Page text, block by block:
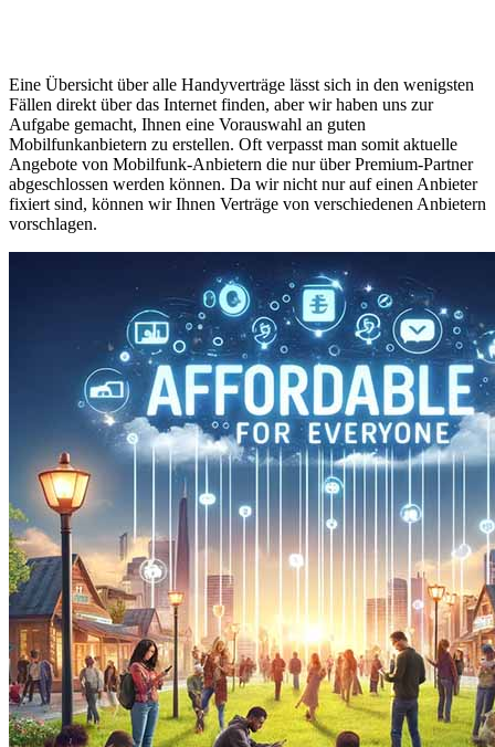
Eine Übersicht über alle Handyverträge lässt sich in den wenigsten
Fällen direkt über das Internet finden, aber wir haben uns zur
Aufgabe gemacht, Ihnen eine Vorauswahl an guten
Mobilfunkanbietern zu erstellen. Oft verpasst man somit aktuelle
Angebote von Mobilfunk-Anbietern die nur über Premium-Partner
abgeschlossen werden können. Da wir nicht nur auf einen Anbieter
fixiert sind, können wir Ihnen Verträge von verschiedenen Anbietern
vorschlagen.